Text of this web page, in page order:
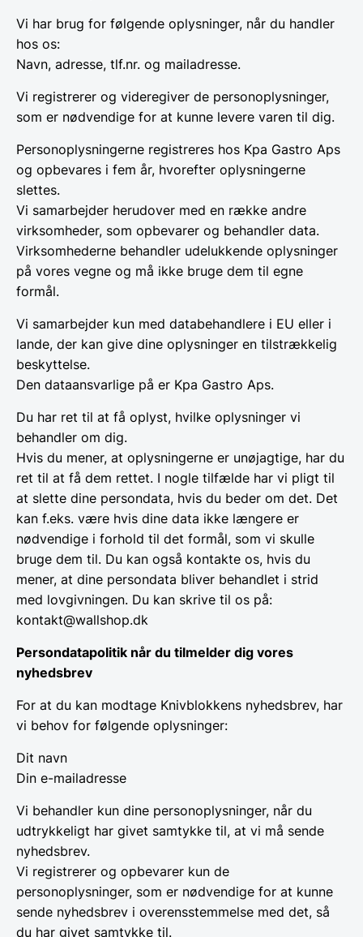
Vi har brug for følgende oplysninger, når du handler
hos os:
Navn, adresse, tlf.nr. og mailadresse.
Vi registrerer og videregiver de personoplysninger,
som er nødvendige for at kunne levere varen til dig.
Personoplysningerne registreres hos Kpa Gastro Aps
og opbevares i fem år, hvorefter oplysningerne
slettes.
Vi samarbejder herudover med en række andre
virksomheder, som opbevarer og behandler data.
Virksomhederne behandler udelukkende oplysninger
på vores vegne og må ikke bruge dem til egne
formål.
Vi samarbejder kun med databehandlere i EU eller i
lande, der kan give dine oplysninger en tilstrækkelig
beskyttelse.
Den dataansvarlige på er Kpa Gastro Aps.
Du har ret til at få oplyst, hvilke oplysninger vi
behandler om dig.
Hvis du mener, at oplysningerne er unøjagtige, har du
ret til at få dem rettet. I nogle tilfælde har vi pligt til
at slette dine persondata, hvis du beder om det. Det
kan f.eks. være hvis dine data ikke længere er
nødvendige i forhold til det formål, som vi skulle
bruge dem til. Du kan også kontakte os, hvis du
mener, at dine persondata bliver behandlet i strid
med lovgivningen. Du kan skrive til os på:
kontakt@wallshop.dk
Persondatapolitik når du tilmelder dig vores
nyhedsbrev
For at du kan modtage Knivblokkens nyhedsbrev, har
vi behov for følgende oplysninger:
Dit navn
Din e-mailadresse
Vi behandler kun dine personoplysninger, når du
udtrykkeligt har givet samtykke til, at vi må sende
nyhedsbrev.
Vi registrerer og opbevarer kun de
personoplysninger, som er nødvendige for at kunne
sende nyhedsbrev i overensstemmelse med det, så
du har givet samtykke til.